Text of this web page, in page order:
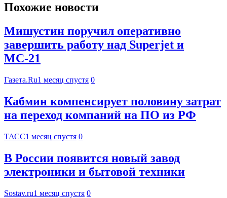
Похожие новости
Мишустин поручил оперативно
завершить работу над Superjet и
МС-21
Газета.Ru1 месяц спустя 0
Кабмин компенсирует половину затрат
на переход компаний на ПО из РФ
ТАСС1 месяц спустя 0
В России появится новый завод
электроники и бытовой техники
Sostav.ru1 месяц спустя 0